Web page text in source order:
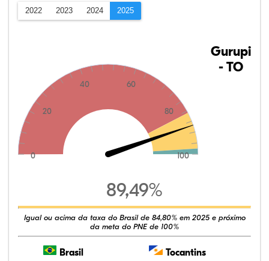
2022 2023 2024 2025
0
20
40 60
80
100
Gurupi
- TO
89,49%
Igual ou acima da taxa do Brasil de 84,80% em 2025 e próximo
da meta do PNE de 100%
Brasil Tocantins